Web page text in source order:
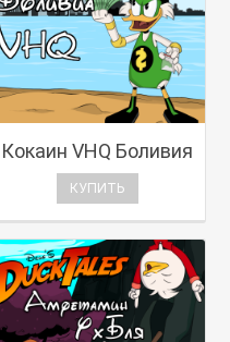
Кокаин VHQ Боливия
КУПИТЬ